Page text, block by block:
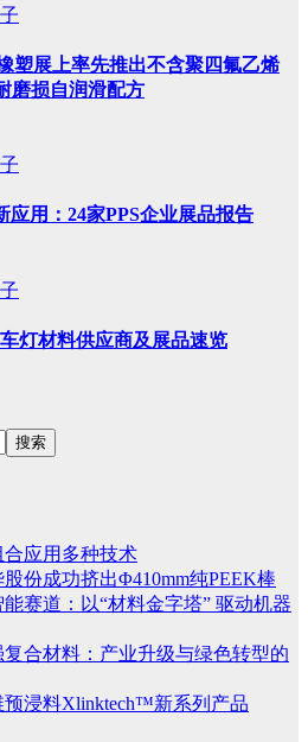
塑展上率先推出不含聚四氟乙烯
磨损自润滑配方
应用：24家PPS企业展品报告
灯材料供应商及展品速览
搜索
应用多种技术
份成功挤出Φ410mm纯PEEK棒
赛道：以“材料金字塔” 驱动机器
合材料：产业升级与绿色转型的
浸料Xlinktech™新系列产品